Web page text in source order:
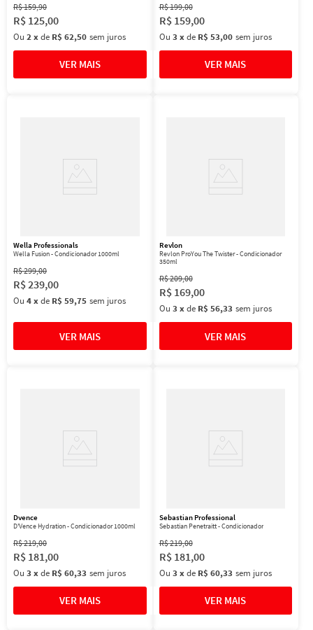
R$159,90
R$ 125,00
Ou 2xde R$ 62,50 sem juros
R$199,00
R$ 159,00
Ou 3 xde R$ 53,00 sem juros
Wella Professionals
Wella Fusion - Condicionador 1000ml
R$299,00
R$239,00
Ou 4xde R$ 59,75 sem juros
Revlon
Revlon ProYou The Twister - Condicionador
350ml
R$209,00
R$ 169,00
Ou 3 xde R$ 56,33 sem juros
Dvence
D'Vence Hydration - Condicionador 1000ml
R$219,00
R$ 181,00
Ou 3 xde R$ 60,33 sem juros
Sebastian Professional
Sebastian Penetraitt - Condicionador
R$219,00
R$ 181,00
Ou 3 xde R$ 60,33 sem juros